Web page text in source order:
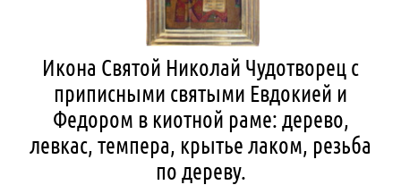
Икона Святой Николай Чудотворец с
приписными святыми Евдокией и
Федором в киотной раме: дерево,
левкас, темпера, крытье лаком, резьба
по дереву.